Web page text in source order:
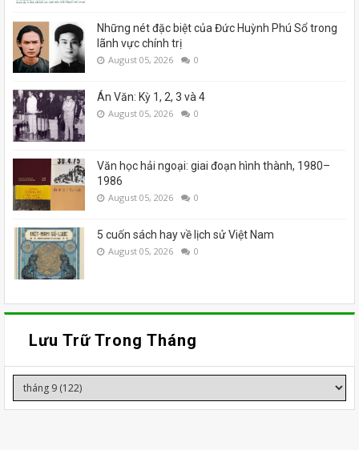
Những nét đặc biệt của Đức Huỳnh Phú Sổ trong
lãnh vực chính trị
August 05, 2026 0
Án Văn: Kỳ 1, 2, 3 và 4
August 05, 2026 0
Văn học hải ngoại: giai đoạn hình thành, 1980–
1986
August 05, 2026 0
5 cuốn sách hay về lịch sử Việt Nam
August 05, 2026 0
Lưu Trữ Trong Tháng